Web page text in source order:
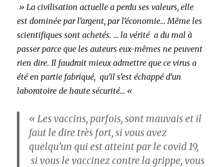
» La civilisation actuelle a perdu ses valeurs, elle
est dominée par l’argent, par l’économie… Même les
scientifiques sont achetés. … la vérité a du mal à
passer parce que les auteurs eux-mêmes ne peuvent
rien dire. Il faudrait mieux admettre que ce virus a
été en partie fabriqué, qu’il s’est échappé d’un
laboratoire de haute sécurité… «
« Les vaccins, parfois, sont mauvais et il
faut le dire très fort, si vous avez
quelqu’un qui est atteint par le covid 19,
si vous le vaccinez contre la grippe, vous